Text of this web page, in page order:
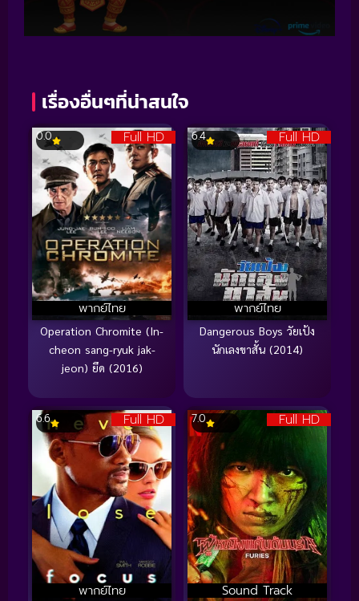
เรื่องอื่นๆที่น่าสนใจ
Full HD
พากย์ไทย
0.0
Operation Chromite (In-
cheon sang-ryuk jak-
jeon) ยึด (2016)
Full HD
พากย์ไทย
6.4
Dangerous Boys วัยเป้ง
นักเลงขาสั้น (2014)
Full HD
พากย์ไทย
6.6 Full HD
Sound Track
7.0